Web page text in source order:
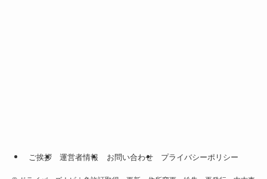
ご挨拶 運営者情報 お問い合わせ プライバシーポリシー